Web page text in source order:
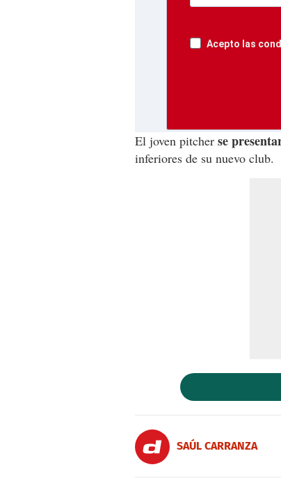
Acepto las
El joven pitcher se
inferiores de su nuevo club.
SAÚL CARRANZA